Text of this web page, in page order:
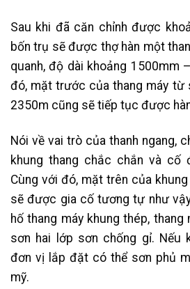
Sau khi đã căn chỉnh được
bốn trụ sẽ được thợ hàn một
quanh, độ dài khoảng 1500mm
đó, mặt trước của thang máy từ
2350m cũng sẽ tiếp tục được
Nói về vai trò của thanh ngang,
khung thang chắc chắn và cố
Cùng với đó, mặt trên của
sẽ được gia cố tương tự như
hố thang máy khung thép,
sơn hai lớp sơn chống gỉ. Nếu
đơn vị lắp đặt có thể sơn phủ
mỹ.